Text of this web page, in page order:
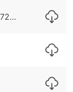
英文工正企业宣传视频3个 下载 4K 1K 720P 20260127